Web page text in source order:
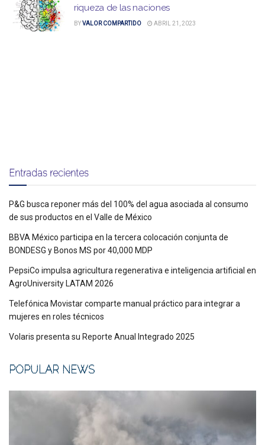
riqueza de las naciones
BYVALOR COMPARTIDO ABRIL 21, 2023
Entradas recientes
P&G busca reponer más del 100% del agua asociada al consumo
de sus productos en el Valle de México
BBVA México participa en la tercera colocación conjunta de
BONDESG y Bonos MS por 40,000 MDP
PepsiCo impulsa agricultura regenerativa e inteligencia artificial en
AgroUniversity LATAM 2026
Telefónica Movistar comparte manual práctico para integrar a
mujeres en roles técnicos
Volaris presenta su Reporte Anual Integrado 2025
POPULAR NEWS